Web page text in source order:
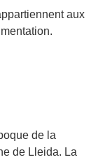
aux
de la
de Lleida. La